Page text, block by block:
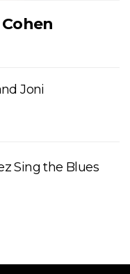
Joni
Sing the Blues